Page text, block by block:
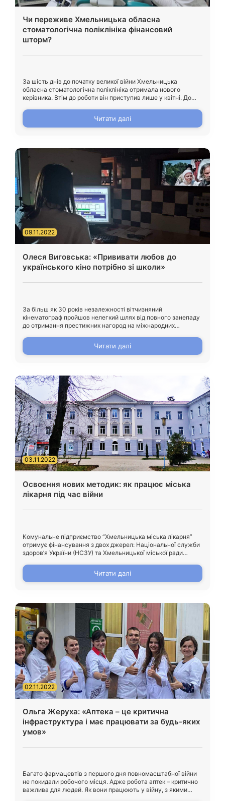
Чи переживе Хмельницька обласна
стоматологічна поліклініка фінансовий
шторм?
За шість днів до початку великої війни Хмельницька
обласна стоматологічна поліклініка отримала нового
керівника. Втім до роботи він приступив лише у квітні. До
матеріально-технічного устаткування в обласній
стоматології додались звільнення лікарів та зубних техніків.
Це все відбувалось на тлі оголошення воєнного стану. Про
Читати далі
09.11.2022
Олеся Виговська: «Прививати любов до
українського кіно потрібно зі школи»
За більш як 30 років незалежності вітчизняний
кінематограф пройшов нелегкий шлях від повного занепаду
до отримання престижних нагород на міжнародних
події в історії нашої держави – від Помаранчевої революції
до російської окупації, відображаючи в художній та
Читати далі
03.11.2022
Освоєння нових методик: як працює міська
лікарня під час війни
Комунальне підприємство “Хмельницька міська лікарня”
отримує фінансування з двох джерел: Національної служби
здоров’я України (НСЗУ) та Хмельницької міської ради
лікарні на комунальні послуги та ремонти медичного
закладу. Так було до 24 лютого. Тепер міська влада
Читати далі
02.11.2022
Ольга Жеруха: «Аптека – це критична
інфраструктура і має працювати за будь-яких
умов»
Багато фармацевтів з першого дня повномасштабної війни
не покидали робочого місця. Адже робота аптек – критично
важлива для людей. Як вони працюють у війну, з якими